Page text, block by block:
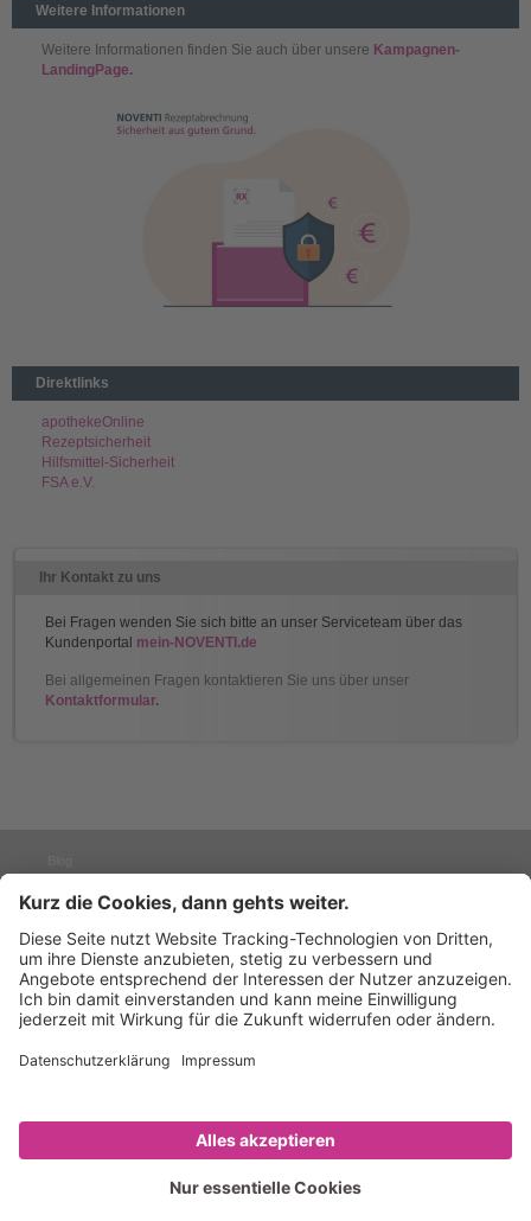
Weitere Informationen
Weitere Informationen finden Sie auch über unsere Kampagnen-
LandingPage.
Direktlinks
apothekeOnline
Rezeptsicherheit
Hilfsmittel-Sicherheit
FSA e.V.
Ihr Kontakt zu uns
Bei Fragen wenden Sie sich bitte an unser Serviceteam über das
Kundenportal mein-NOVENTI.de
Bei allgemeinen Fragen kontaktieren Sie uns über unser
Kontaktformular.
Presse